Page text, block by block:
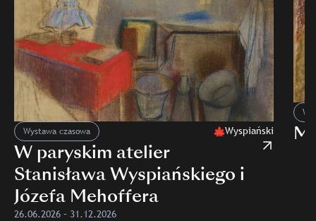
Wystawa czasowa Wyspiański
W paryskim atelier
Stanisława Wyspiańskiego i
Józefa Mehoffera
26.06.2026 – 31.12.2026